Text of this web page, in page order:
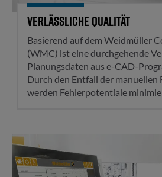
Verlässliche Qualität
Basierend auf dem Weidmüller
(WMC) ist eine durchgehende
Planungsdaten aus e-CAD-
Durch den Entfall der
werden Fehlerpotentiale